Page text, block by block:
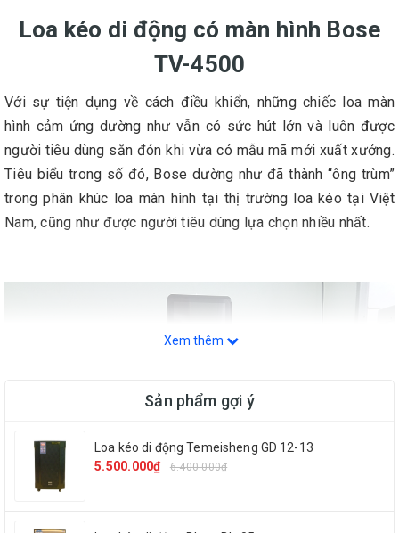
Loa kéo di động có màn hình Bose
TV-4500
Với sự tiện dụng về cách điều khiển, những chiếc loa màn
hình cảm ứng dường như vẫn có sức hút lớn và luôn được
người tiêu dùng săn đón khi vừa có mẫu mã mới xuất xưởng.
Tiêu biểu trong số đó, Bose dường như đã thành “ông trùm”
trong phân khúc loa màn hình tại thị trường loa kéo tại Việt
Nam, cũng như được người tiêu dùng lựa chọn nhiều nhất.
Xem thêm
Sản phẩm gợi ý
Loa kéo di động Temeisheng GD 12-13
5.500.000₫
6.400.000₫